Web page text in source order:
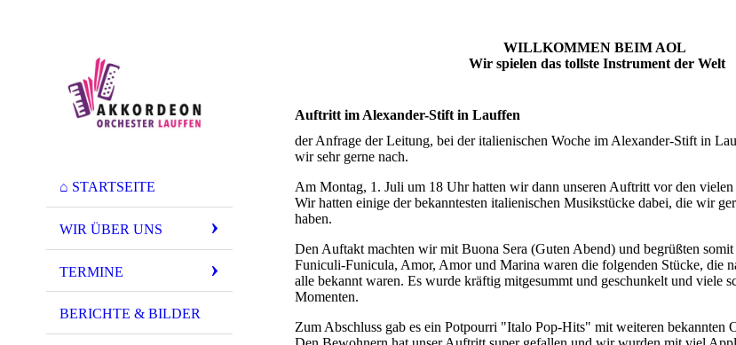
⌂ STARTSEITE
WIR ÜBER UNS
TERMINE
BERICHTE & BILDER
WILLKOMMEN BEIM AOL
Wir spielen das tollste Instrument der Welt
Auftritt im Alexander-Stift in Lauffen
der Anfrage der Leitung, bei der italienischen Woche im Alexander-Stift in
wir sehr gerne nach.
Am Montag, 1. Juli um 18 Uhr hatten wir dann unseren Auftritt vor den vielen
Wir hatten einige der bekanntesten italienischen Musikstücke dabei, die wir
haben.
Den Auftakt machten wir mit Buona Sera (Guten Abend) und begrüßten somit
Funiculi-Funicula, Amor, Amor und Marina waren die folgenden Stücke, die
alle bekannt waren. Es wurde kräftig mitgesummt und geschunkelt und viele
Momenten.
Zum Abschluss gab es ein Potpourri "Italo Pop-Hits" mit weiteren bekannten